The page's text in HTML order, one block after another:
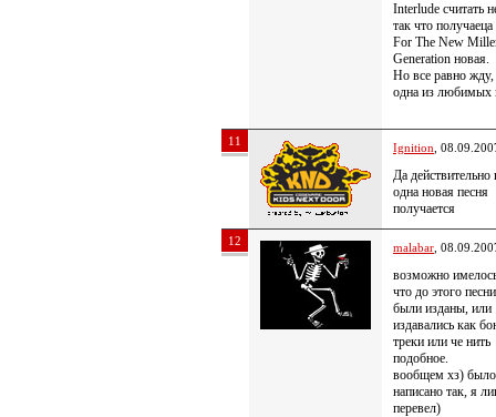
Interlude считать
так что
For The New
Generation новая.
Но все равно жду,
одна из любимых
11 Ignition ,
Да действительно
одна новая песня
получается
12 malabar ,
возможно
что до этого
были изданы, или
издавались как
треки или че нить
подобное.
вообщем хз) было
написано так, я
перевел)